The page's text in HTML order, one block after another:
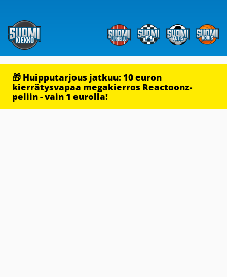
🎁 Huipputarjous jatkuu: 10 euron
kierrätysvapaa megakierros Reactoonz-
peliin - vain 1 eurolla!